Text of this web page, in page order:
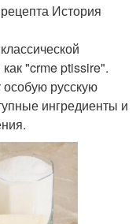
История
"crme ptissire".
русскую
ингредиенты и